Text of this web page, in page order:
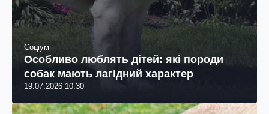
Соціум
Особливо люблять дітей: які породи
собак мають лагідний характер
19.07.2026 10:30